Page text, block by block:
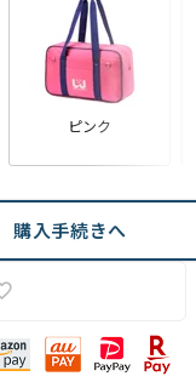
ピンク
購入手続きへ